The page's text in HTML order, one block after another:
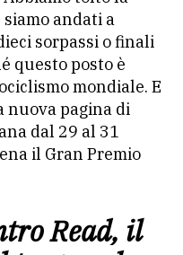
andati a
sorpassi o finali
questo posto è
mondiale. E
nuova pagina di
dal 29 al 31
il Gran Premio
Read, il